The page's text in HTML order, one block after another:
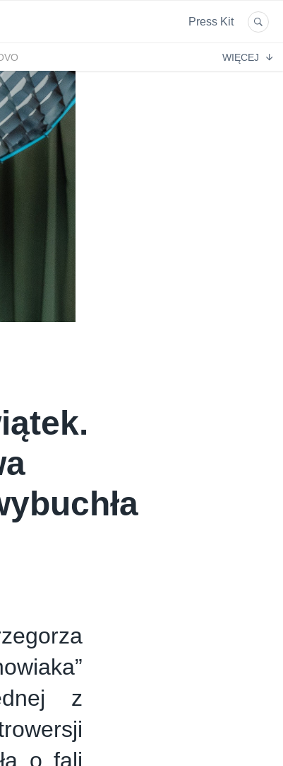
Press Kit
GREEN FACTORY LOGISTICS
HYAL-DROP MULTI
MEDYCZNE DAMIANA
FOTO
KONSPOL
METROPOLIA
BEKO
LIBERTY INVESTMENTS
WIĘCEJ
z
o fali